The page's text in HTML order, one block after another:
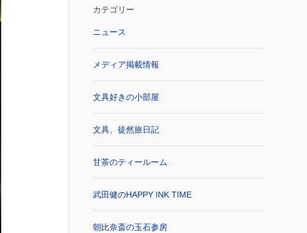
カテゴリー
ニュース
メディア掲載情報
文具好きの小部屋
文具、徒然旅日記
甘茶のティールーム
武田健のHAPPY INK TIME
朝比奈斎の玉石参房